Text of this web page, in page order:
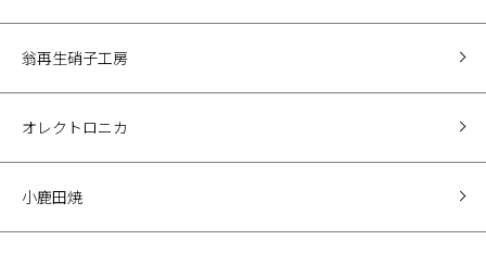
翁再生硝子工房
オレクトロニカ
小鹿田焼